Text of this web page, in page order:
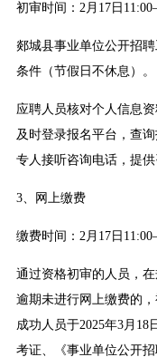
初审时间：2月17日
郯城县事业单位公开招
条件（节假日不休息）。
应聘人员核对个人信息
及时登录报名平台，查
专人接听咨询电话，提供
3、网上缴费
缴费时间：2月17日
通过资格初审的人员，
逾期未进行网上缴费的
成功人员于2025年3月
考证、《事业单位公开